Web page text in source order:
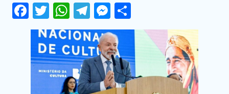
Facebook
Twitter
WhatsApp
Telegram
Messenger